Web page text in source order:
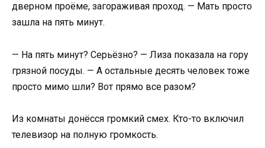
дверном проёме, загораживая проход. — Мать просто
зашла на пять минут.
— На пять минут? Серьёзно? — Лиза показала на гору
грязной посуды. — А остальные десять человек тоже
просто мимо шли? Вот прямо все разом?
Из комнаты донёсся громкий смех. Кто-то включил
телевизор на полную громкость.